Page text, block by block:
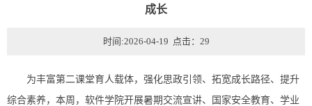
成长
时间:2026-04-19 点击： 29
为丰富第二课堂育人载体，强化思政引领、拓宽成长路径、提升
综合素养，本周，软件学院开展暑期交流宣讲、国家安全教育、学业